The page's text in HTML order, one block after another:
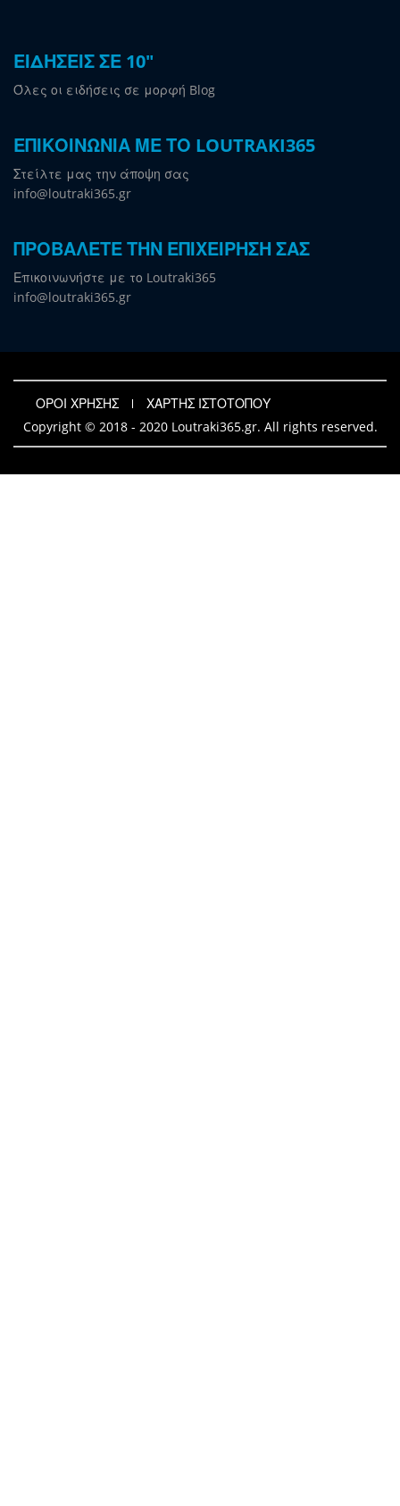
ΕΙΔΗΣΕΙΣ ΣΕ 10"
Όλες οι ειδήσεις σε μορφή Blog
ΕΠΙΚΟΙΝΩΝΙΑ ΜΕ ΤΟ LOUTRAKI365
Στείλτε μας την άποψη σας
info@loutraki365.gr
ΠΡΟΒΑΛΕΤΕ ΤΗΝ ΕΠΙΧΕΙΡΗΣΗ ΣΑΣ
Επικοινωνήστε με το Loutraki365
info@loutraki365.gr
ΟΡΟΙ ΧΡΗΣΗΣ
ΧΑΡΤΗΣ ΙΣΤΟΤΟΠΟΥ
Copyright © 2018 - 2020 Loutraki365.gr. All rights reserved.